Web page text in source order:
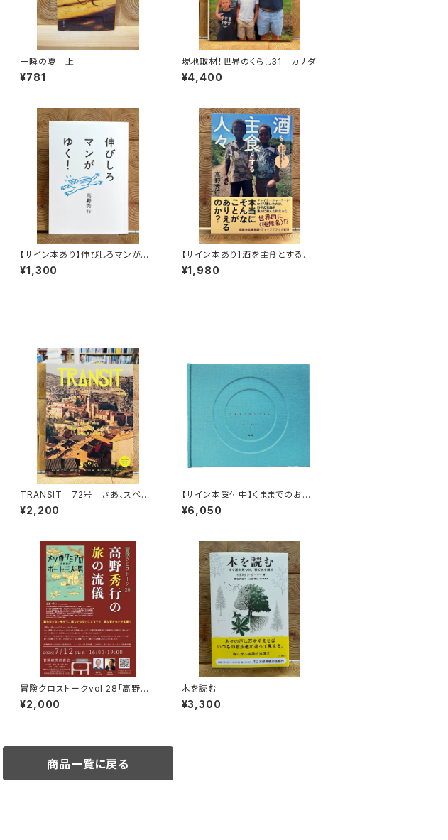
一瞬の夏 上
¥781
現地取材！世界のくらし31 カナダ
¥4,400
【サイン本あり】伸びしろマンがゆ
く！
¥1,300
【サイン本あり】酒を主食とする
人々 エチオピアの科学的秘境を
旅する
¥1,980
TRANSIT 72号 さあ、スペイ
ンへ！ 太陽と海と土の国
¥2,200
【サイン本受付中】くままでのおさ
らい〈特装新版〉
¥6,050
冒険クロストークvol.28「高野秀
行の旅の流儀」録画視聴権
¥2,000
木を読む
¥3,300
商品一覧に戻る